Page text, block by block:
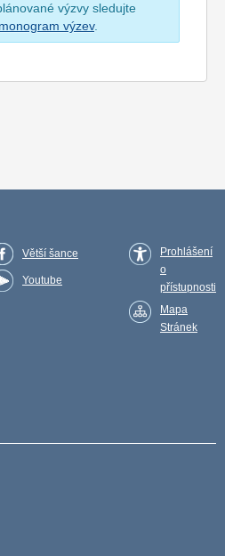
výzvy sledujte
výzev.
Větší šance
Youtube
Prohlášení
o
přístupnosti
Mapa
Stránek